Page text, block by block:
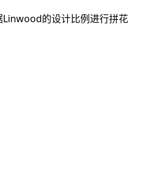
的设计比例进行拼花